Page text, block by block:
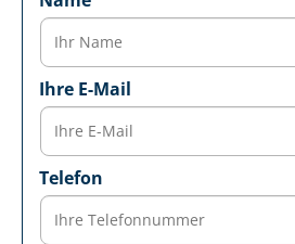
Ihre E-Mail
Telefon